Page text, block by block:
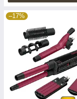
–17%